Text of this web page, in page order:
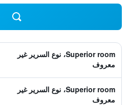
Superior room، نوع السرير غير
معروف
Superior room، نوع السرير غير
معروف